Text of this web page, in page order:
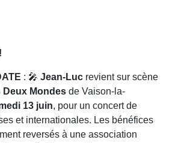
: 🎤 Jean-Luc revient sur scène
Deux Mondes de Vaison-la-
13 juin, pour un concert de
et internationales. Les bénéfices
reversés à une association